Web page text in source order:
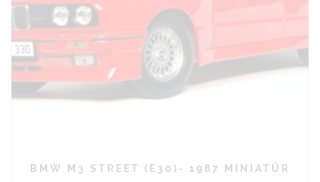
BMW M3 STREET (E30)- 1987 MINIATŰR